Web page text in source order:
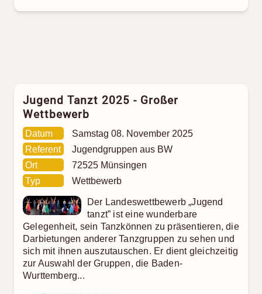
Jugend Tanzt 2025 - Großer
Wettbewerb
Datum
Samstag 08. November 2025
Referent
Jugendgruppen aus BW
Ort
72525 Münsingen
Typ
Wettbewerb
Der Landeswettbewerb „Jugend
tanzt” ist eine wunderbare
Gelegenheit, sein Tanzkönnen zu präsentieren, die
Darbietungen anderer Tanzgruppen zu sehen und
sich mit ihnen auszutauschen. Er dient gleichzeitig
zur Auswahl der Gruppen, die Baden-
Wurttemberg...